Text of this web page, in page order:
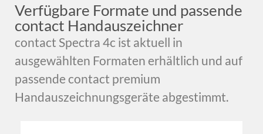
Verfügbare Formate und passende
contact Handauszeichner
contact Spectra 4c ist aktuell in
ausgewählten Formaten erhältlich und auf
passende contact premium
Handauszeichnungsgeräte abgestimmt.